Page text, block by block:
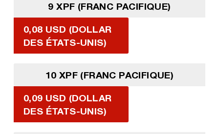
9 XPF (FRANC PACIFIQUE)
0,08 USD (DOLLAR
DES ÉTATS-UNIS)
10 XPF (FRANC PACIFIQUE)
0,09 USD (DOLLAR
DES ÉTATS-UNIS)